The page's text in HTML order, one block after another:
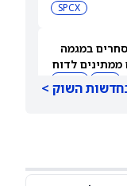
SPCX
במגמה
לדוח
השוק >